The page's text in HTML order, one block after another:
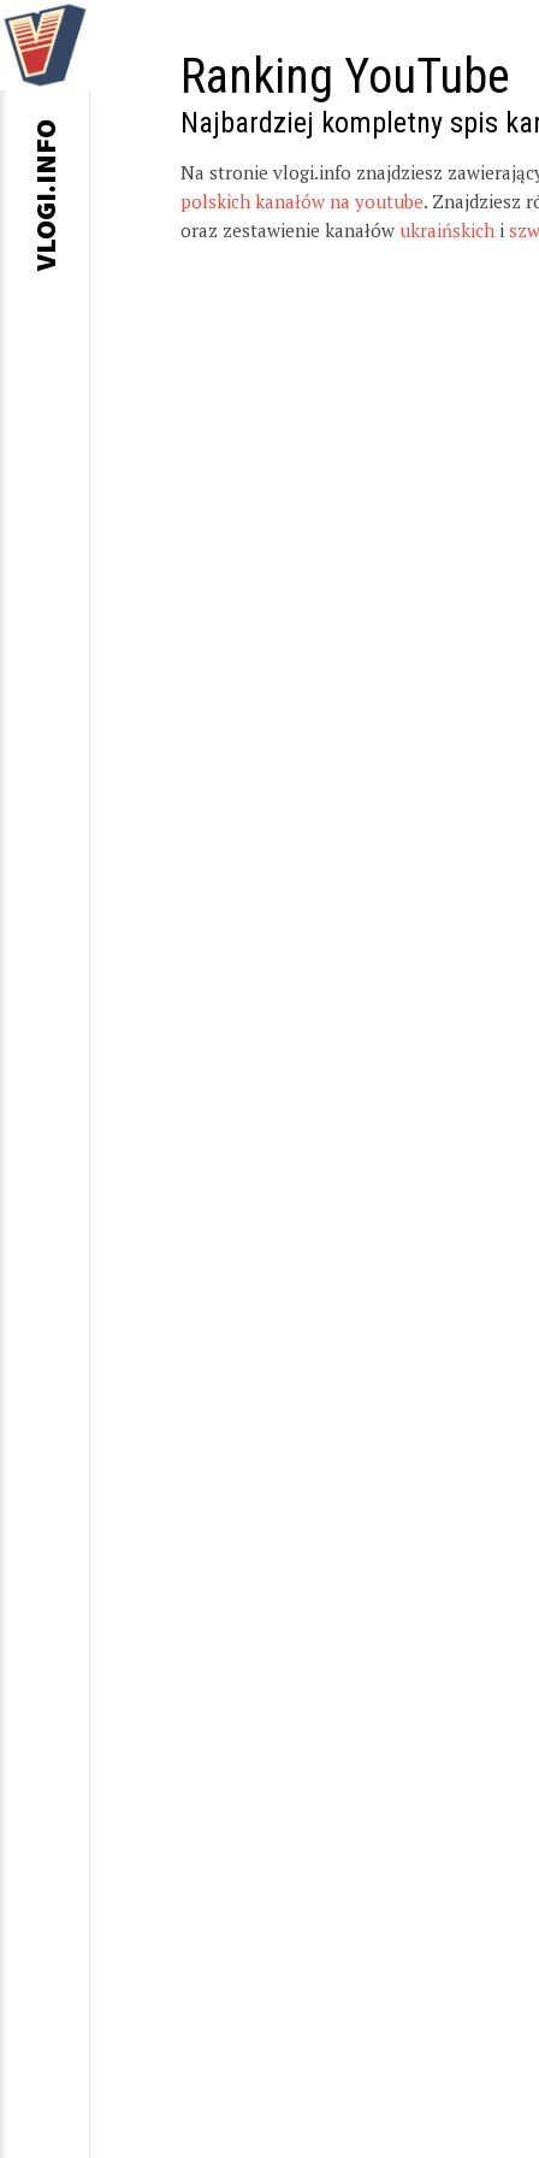
Ranking YouTube
Najbardziej kompletny spis
Na stronie vlogi.info znajdziesz
polskich kanałów na youtube. Znajdziesz
oraz zestawienie kanałów ukraińskich i
VLOGI.INFO